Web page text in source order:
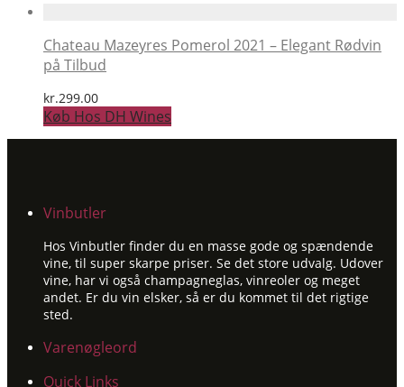
Chateau Mazeyres Pomerol 2021 – Elegant Rødvin
på Tilbud
kr.299.00
Køb Hos DH Wines
Vinbutler
Hos Vinbutler finder du en masse gode og spændende
vine, til super skarpe priser. Se det store udvalg. Udover
vine, har vi også champagneglas, vinreoler og meget
andet. Er du vin elsker, så er du kommet til det rigtige
sted.
Varenøgleord
Quick Links